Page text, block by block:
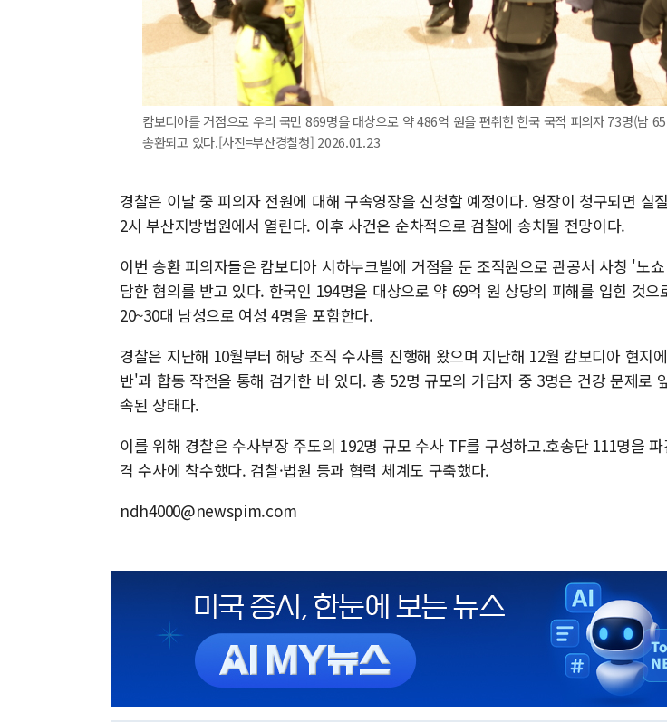
캄보디아를 거점으로 우리 국민 869명을 대상으로 약 486억 원을 편취한 한국 국적 피의자 73명(남
송환되고 있다.[사진=부산경찰청] 2026.01.23
경찰은 이날 중 피의자 전원에 대해 구속영장을 신청할 예정이다. 영장이 청구되면 실
2시 부산지방법원에서 열린다. 이후 사건은 순차적으로 검찰에 송치될 전망이다.​
이번 송환 피의자들은 캄보디아 시하누크빌에 거점을 둔 조직원으로 관공서 사칭 '노
담한 혐의를 받고 있다. 한국인 194명을 대상으로 약 69억 원 상당의 피해를 입힌 것으
20~30대 남성으로 여성 4명을 포함한다.
경찰은 지난해 10월부터 해당 조직 수사를 진행해 왔으며 지난해 12월 캄보디아 현지
반'과 합동 작전을 통해 검거한 바 있다. 총 52명 규모의 가담자 중 3명은 건강 문제로
속된 상태다.
이를 위해 경찰은 수사부장 주도의 192명 규모 수사 TF를 구성하고.호송단 111명을
격 수사에 착수했다. 검찰·법원 등과 협력 체계도 구축했다.
ndh4000@newspim.com